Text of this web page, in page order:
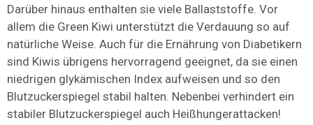
Darüber hinaus enthalten sie viele Ballaststoffe. Vor
allem die Green Kiwi unterstützt die Verdauung so auf
natürliche Weise. Auch für die Ernährung von Diabetikern
sind Kiwis übrigens hervorragend geeignet, da sie einen
niedrigen glykämischen Index aufweisen und so den
Blutzuckerspiegel stabil halten. Nebenbei verhindert ein
stabiler Blutzuckerspiegel auch Heißhungerattacken!